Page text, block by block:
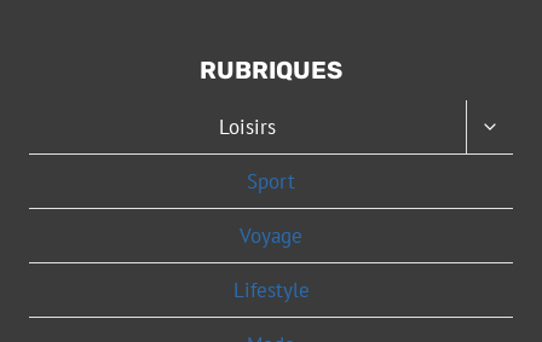
RUBRIQUES
Loisirs
Sport
Voyage
Lifestyle